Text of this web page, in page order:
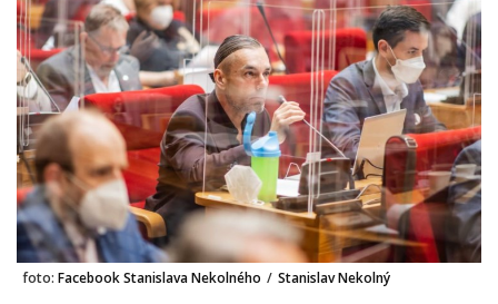
foto: Facebook Stanislava Nekolného / Stanislav Nekolný